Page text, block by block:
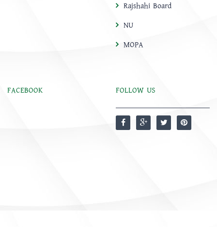
Rajshahi Board
NU
MOPA
FACEBOOK FOLLOW US